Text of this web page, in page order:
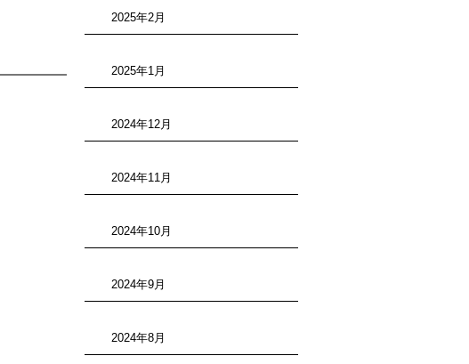
2025年2月
2025年1月
2024年12月
2024年11月
2024年10月
2024年9月
2024年8月